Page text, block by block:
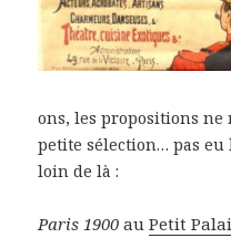
ons, les propositions ne
petite sélection… pas eu
loin de là :
Paris 1900 auPetit